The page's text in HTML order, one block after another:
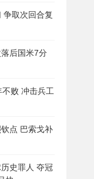
争取次回合复
后国米7分
败 冲击兵工
点 巴索戈补
史罪人 夺冠